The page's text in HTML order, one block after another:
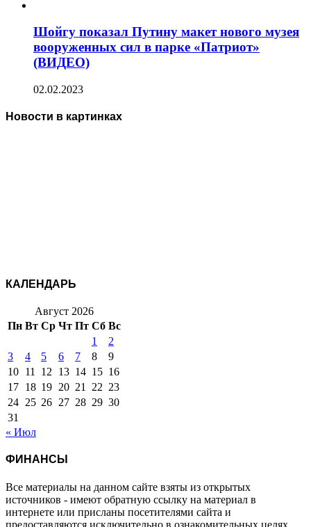
Шойгу показал Путину макет нового музея
вооруженных сил в парке «Патриот»
(ВИДЕО)
02.02.2023
Новости в картинках
КАЛЕНДАРЬ
Август 2026
Пн Вт Ср Чт Пт Сб Вс
1
2
3
4 5 6 7 8
9
10 11 12 13 14 15 16
17 18 19 20 21 22 23
24 25 26 27 28 29 30
31
« Июл
ФИНАНСЫ
Все материалы на данном сайте взяты из открытых
источников - имеют обратную ссылку на материал в
интернете или присланы посетителями сайта и
предоставляются исключительно в ознакомительных целях.